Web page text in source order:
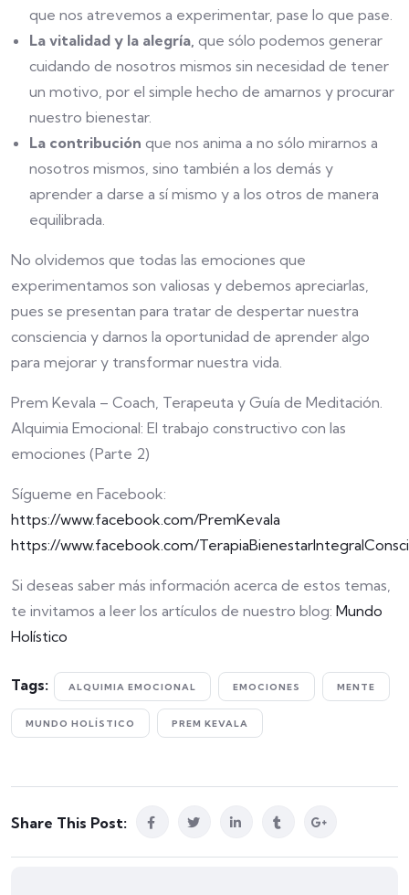
que nos atrevemos a experimentar, pase lo que pase.
La vitalidad y la alegría, que sólo podemos generar
cuidando de nosotros mismos sin necesidad de tener
un motivo, por el simple hecho de amarnos y procurar
nuestro bienestar.
La contribución que nos anima a no sólo mirarnos a
nosotros mismos, sino también a los demás y
aprender a darse a sí mismo y a los otros de manera
equilibrada.
No olvidemos que todas las emociones que
experimentamos son valiosas y debemos apreciarlas,
pues se presentan para tratar de despertar nuestra
consciencia y darnos la oportunidad de aprender algo
para mejorar y transformar nuestra vida.
Prem Kevala – Coach, Terapeuta y Guía de Meditación.
Alquimia Emocional: El trabajo constructivo con las
emociones (Parte 2)
Sígueme en Facebook:
https://www.facebook.com/PremKevala
https://www.facebook.com/
Si deseas saber más información acerca de estos temas,
te invitamos a leer los artículos de nuestro blog: Mundo
Holístico
Tags: ALQUIMIA EMOCIONAL EMOCIONES MENTE
MUNDO HOLÍSTICO PREM KEVALA
Share This Post: